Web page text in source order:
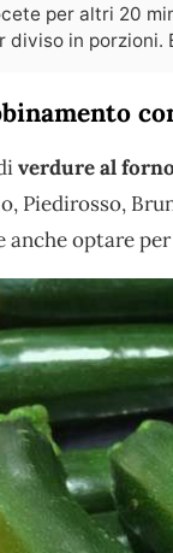
per altri 20
diviso in porzioni.
verdure al forno
Piedirosso,
anche optare